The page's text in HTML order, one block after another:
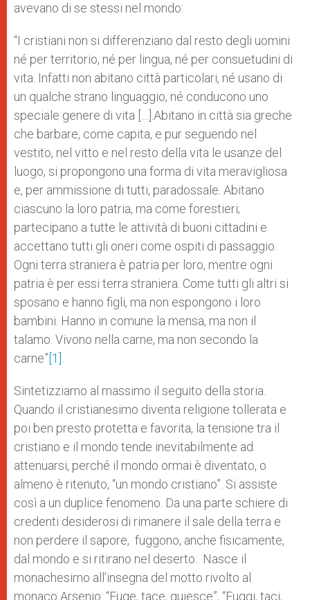
avevano di se stessi nel mondo:
“I cristiani non si differenziano dal resto degli uomini
né per territorio, né per lingua, né per consuetudini di
vita. Infatti non abitano città particolari, né usano di
un qualche strano linguaggio, né conducono uno
speciale genere di vita […].Abitano in città sia greche
che barbare, come capita, e pur seguendo nel
vestito, nel vitto e nel resto della vita le usanze del
luogo, si propongono una forma di vita meravigliosa
e, per ammissione di tutti, paradossale. Abitano
ciascuno la loro patria, ma come forestieri;
partecipano a tutte le attività di buoni cittadini e
accettano tutti gli oneri come ospiti di passaggio.
Ogni terra straniera è patria per loro, mentre ogni
patria è per essi terra straniera. Come tutti gli altri si
sposano e hanno figli, ma non espongono i loro
bambini. Hanno in comune la mensa, ma non il
talamo. Vivono nella carne, ma non secondo la
carne” [1]
Sintetizziamo al massimo il seguito della storia.
Quando il cristianesimo diventa religione tollerata e
poi ben presto protetta e favorita, la tensione tra il
cristiano e il mondo tende inevitabilmente ad
attenuarsi, perché il mondo ormai è diventato, o
almeno è ritenuto, “un mondo cristiano”. Si assiste
così a un duplice fenomeno. Da una parte schiere di
credenti desiderosi di rimanere il sale della terra e
non perdere il sapore, fuggono, anche fisicamente,
dal mondo e si ritirano nel deserto. Nasce il
monachesimo all’insegna del motto rivolto al
monaco Arsenio: “Fuge, tace, quiesce”, “Fuggi, taci,